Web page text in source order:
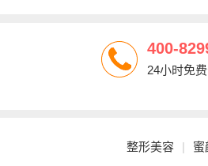
400-
24小时免
整形美容 |
蜜